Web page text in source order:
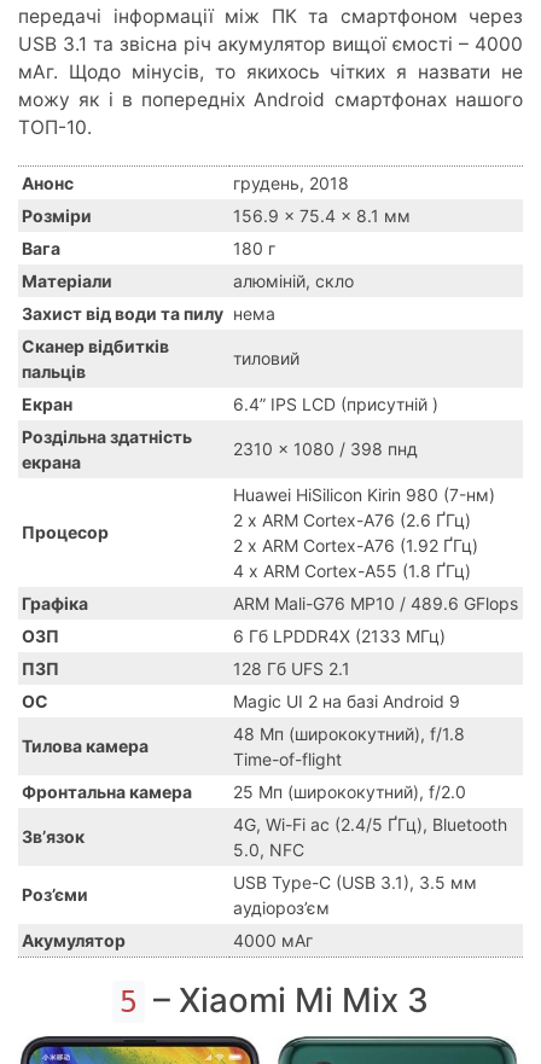
передачі інформації між ПК та смартфоном через
USB 3.1 та звісна річ акумулятор вищої ємості – 4000
мАг. Щодо мінусів, то якихось чітких я назвати не
можу як і в попередніх Android смартфонах нашого
ТОП-10.
Анонс
грудень, 2018
Розміри
156.9 x 75.4 x 8.1 мм
Вага
180 г
Матеріали
алюміній, скло
Захист від води та пилу нема
Сканер відбитків
пальців
тиловий
Екран
6.4” IPS LCD (присутній )
Роздільна здатність
екрана
2310 x 1080 / 398 пнд
Процесор
Huawei HiSilicon Kirin 980 (7-нм)
2 x ARM Cortex-A76 (2.6 ҐГц)
2 x ARM Cortex-A76 (1.92 ҐГц)
4 x ARM Cortex-A55 (1.8 ҐГц)
Графіка
ARM Mali-G76 MP10 / 489.6 GFlops
ОЗП
6 Гб LPDDR4X (2133 МГц)
ПЗП
128 Гб UFS 2.1
ОС
Magic UI 2 на базі Android 9
Тилова камера
48 Мп (ширококутний), f/1.8
Time-of-flight
Фронтальна камера
25 Мп (ширококутний), f/2.0
Зв’язок
4G, Wi-Fi ac (2.4/5 ҐГц), Bluetooth
5.0, NFC
Роз’єми
USB Type-C (USB 3.1), 3.5 мм
аудіороз’єм
Акумулятор
4000 мАг
5 – Xiaomi Mi Mix 3